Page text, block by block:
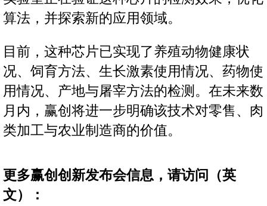
算法，并探索新的应用领域。
目前，这种芯片已实现了养殖动物健康状
况、饲育方法、生长激素使用情况、药物使
用情况、产地与屠宰方法的检测。在未来数
月内，赢创将进一步明确该技术对零售、肉
类加工与农业制造商的价值。
更多赢创创新发布会信息，请访问（英
文）：